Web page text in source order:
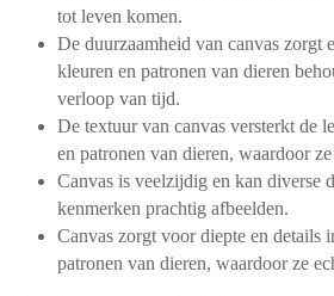
tot leven komen.
De duurzaamheid van canvas zorgt
kleuren en patronen van dieren
verloop van tijd.
De textuur van canvas versterkt de
en patronen van dieren, waardoor
Canvas is veelzijdig en kan diverse
kenmerken prachtig afbeelden.
Canvas zorgt voor diepte en details
patronen van dieren, waardoor ze